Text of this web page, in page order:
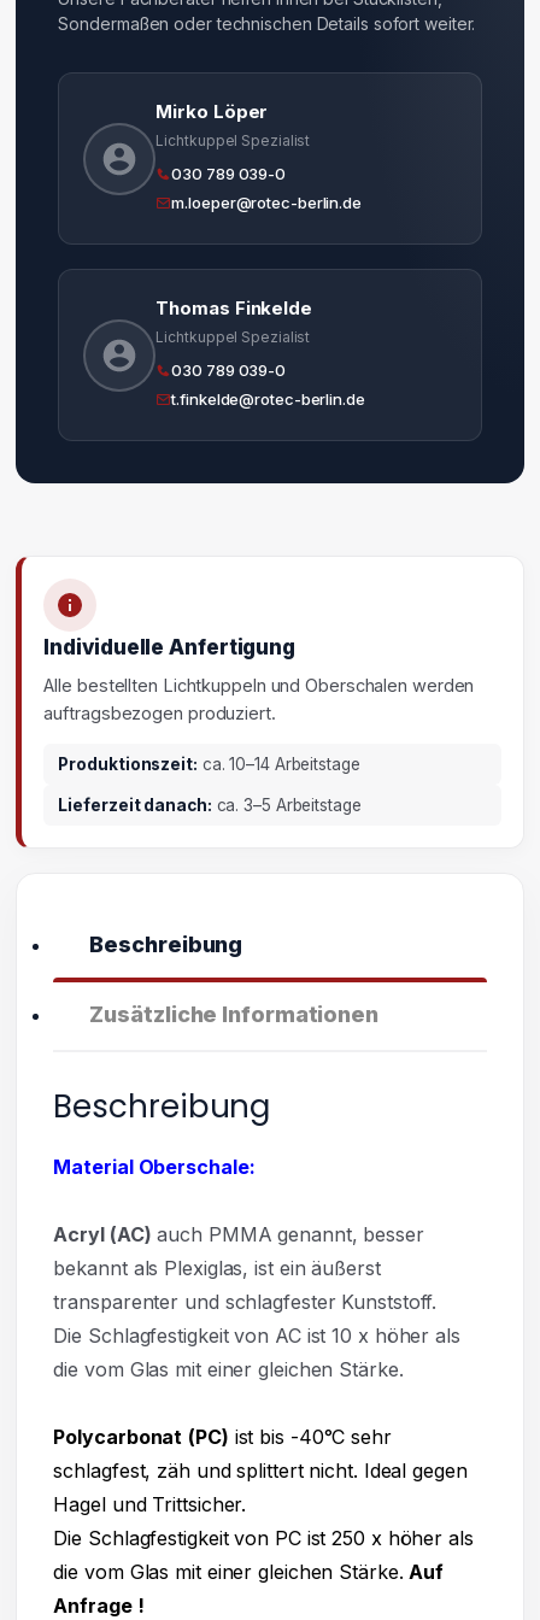
Menge
Sondermaßen oder technischen Details sofort weiter.
Mirko Löper
Lichtkuppel Spezialist
030 789 039-0
m.loeper@rotec-berlin.de
Thomas Finkelde
Lichtkuppel Spezialist
030 789 039-0
t.finkelde@rotec-berlin.de
Individuelle Anfertigung
Alle bestellten Lichtkuppeln und Oberschalen werden
auftragsbezogen produziert.
Produktionszeit: ca. 10–14 Arbeitstage
Lieferzeit danach: ca. 3–5 Arbeitstage
Beschreibung
Zusätzliche Informationen
Beschreibung
Material Oberschale:
Acryl (AC) auch PMMA genannt, besser
bekannt als Plexiglas, ist ein äußerst
transparenter und schlagfester Kunststoff.
Die Schlagfestigkeit von AC ist 10 x höher als
die vom Glas mit einer gleichen Stärke.
Polycarbonat (PC) ist bis -40°C sehr
schlagfest, zäh und splittert nicht. Ideal gegen
Hagel und Trittsicher.
Die Schlagfestigkeit von PC ist 250 x höher als
die vom Glas mit einer gleichen Stärke.Auf
Anfrage !